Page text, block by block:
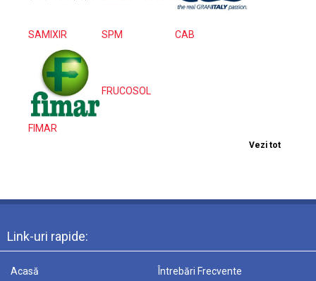
SAMIXIR SPM CAB
FIMAR
FRUCOSOL
Vezi tot
Link-uri rapide:
Acasă Întrebări Frecvente